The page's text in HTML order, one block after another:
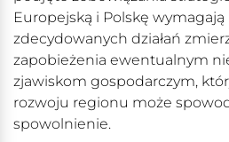
Europejską i Polskę
zdecydowanych działań
zapobieżenia ewentualnym
zjawiskom gospodarczym,
rozwoju regionu może
spowolnienie.